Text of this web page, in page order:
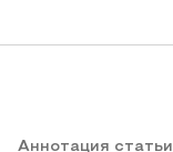
Аннотация статьи